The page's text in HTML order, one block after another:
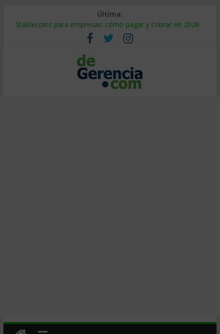
Última:
Stablecoins para empresas: cómo pagar y cobrar en 2026
Despido silencioso: qué es y por qué sale tan caro
IA en selección de personal: cómo auditarla a tiempo
Trabajo forzoso en la cadena de suministro: qué hacer
Mercado hispano de EE. UU.: cómo segmentarlo y venderle